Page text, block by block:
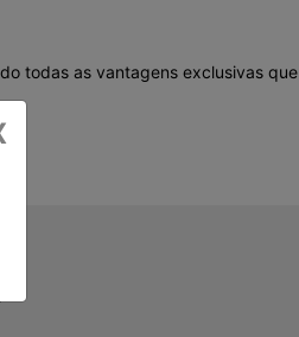
todas as vantagens exclusivas que